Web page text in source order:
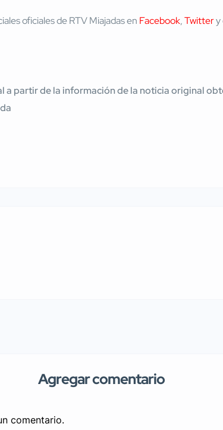
oficiales de RTV Miajadas en Facebook,Twittery
partir de la información de la noticia original
Agregar comentario
comentario.